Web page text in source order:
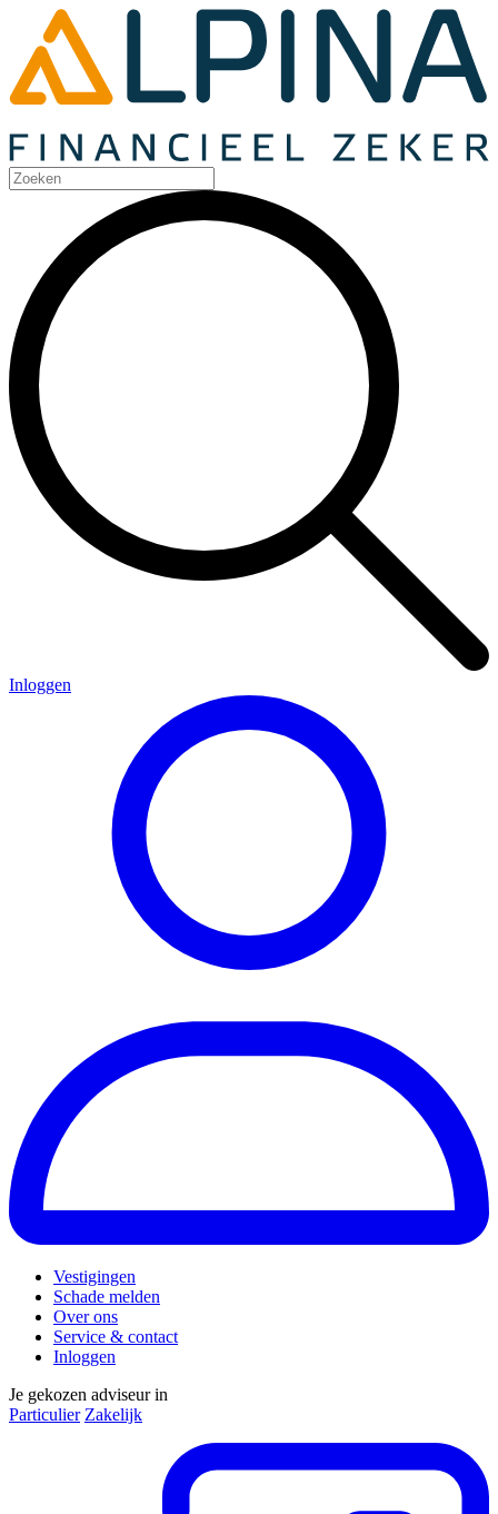
Inloggen
Vestigingen
Schade melden
Over ons
Service & contact
Inloggen
Je gekozen adviseur in
Particulier Zakelijk